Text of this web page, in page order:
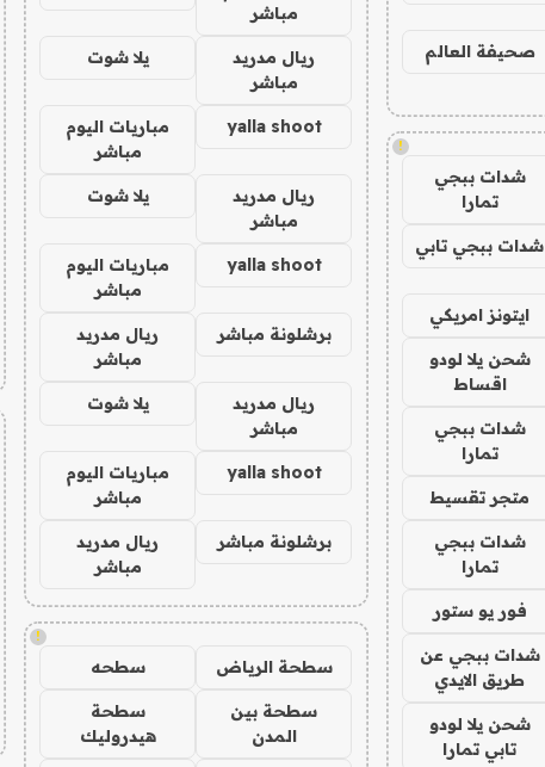
صحيفة العالم
!
شدات ببجي
تمارا
شدات ببجي تابي
ايتونز امريكي
شحن يلا لودو
اقساط
شدات ببجي
تمارا
متجر تقسيط
شدات ببجي
تمارا
فور يو ستور
شدات ببجي عن
طريق الايدي
شحن يلا لودو
تابي تمارا
مباشر
ريال مدريد
مباشر
يلا شوت
yalla shoot
مباريات اليوم
مباشر
ريال مدريد
مباشر
يلا شوت
yalla shoot
مباريات اليوم
مباشر
برشلونة مباشر
ريال مدريد
مباشر
ريال مدريد
مباشر
يلا شوت
yalla shoot
مباريات اليوم
مباشر
برشلونة مباشر
ريال مدريد
مباشر
!
سطحة الرياض سطحه
سطحة بين
المدن
سطحة
هيدروليك